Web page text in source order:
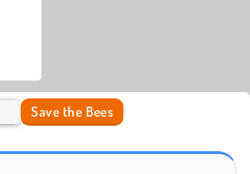
Save the Bees